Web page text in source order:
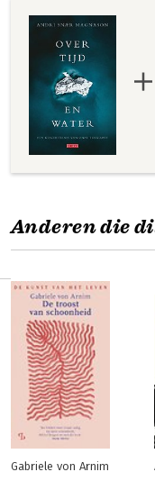
Anderen die
Gabriele von Arnim